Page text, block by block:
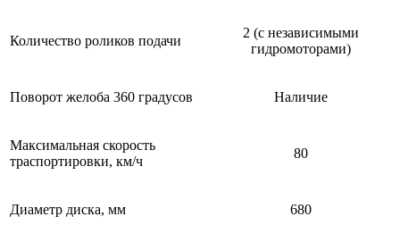
Количество роликов подачи
2 (с независимыми
гидромоторами)
Поворот желоба 360 градусов Наличие
Максимальная скорость
траспортировки, км/ч
80
Диаметр диска, мм 680